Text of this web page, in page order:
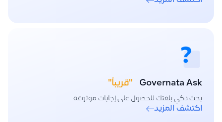
Governata Ask "قريباً"
بحث ذكي بلغتك للحصول على إجابات موثوقة
اكتشف المزيد